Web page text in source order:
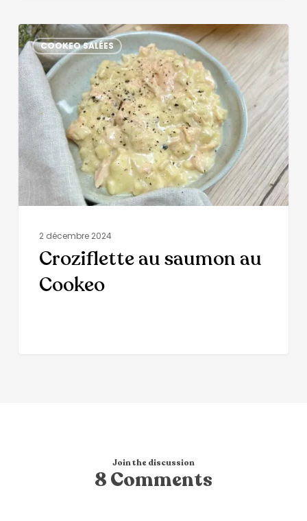
COOKEO SALÉES
2 décembre 2024
Croziflette au saumon au
Cookeo
Join the discussion
8 Comments